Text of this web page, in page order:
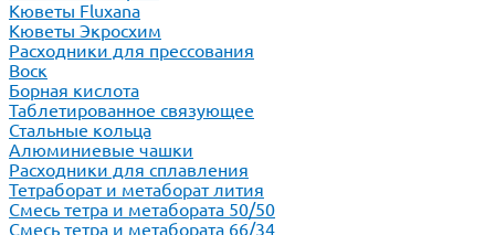
Кюветы Fluxana
Кюветы Экросхим
Расходники для прессования
Воск
Борная кислота
Таблетированное связующее
Стальные кольца
Алюминиевые чашки
Расходники для сплавления
Тетраборат и метаборат лития
Смесь тетра и метабората 50/50
Смесь тетра и метабората 66/34